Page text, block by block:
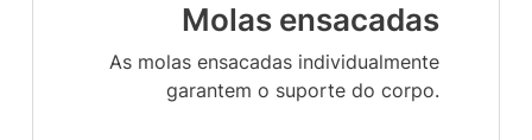
Molas ensacadas
As molas ensacadas individualmente
garantem o suporte do corpo.